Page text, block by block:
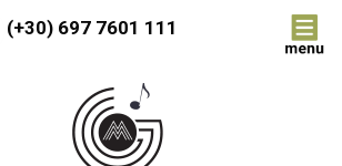
(+30) 697 7601 111